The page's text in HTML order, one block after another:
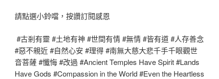
請點選小鈴噹，按讚訂閱感恩
#古剎有靈 #土地有神 #世間有情 #無情 #皆有道 #人存善念
#惡不親近 #自然心安 #理得 #南無大慈大悲千手千眼觀世
音菩薩 #懺悔 #改過 #Ancient Temples Have Spirit #Lands
Have Gods #Compassion in the World #Even the Heartless